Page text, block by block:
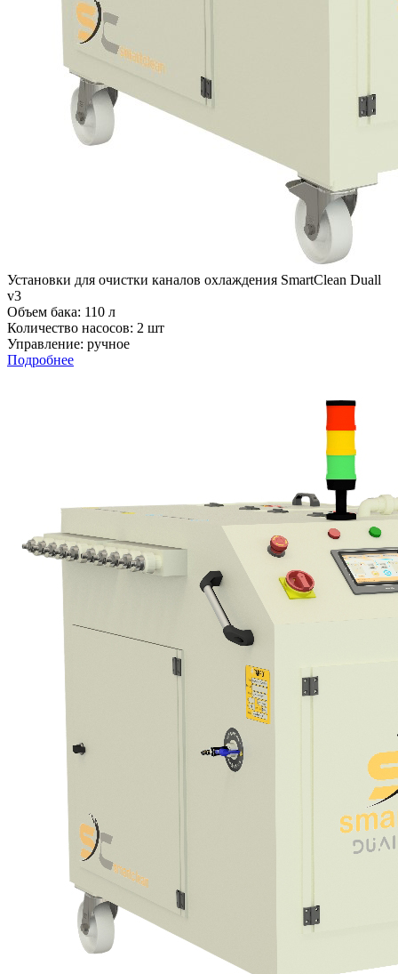
Установки для очистки каналов охлаждения SmartClean Duall
v3
Объем бака: 110 л
Количество насосов: 2 шт
Управление: ручное
Подробнее